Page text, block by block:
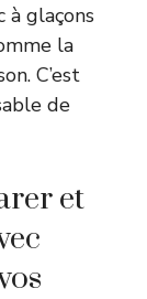
à glaçons
la
C’est
de
et